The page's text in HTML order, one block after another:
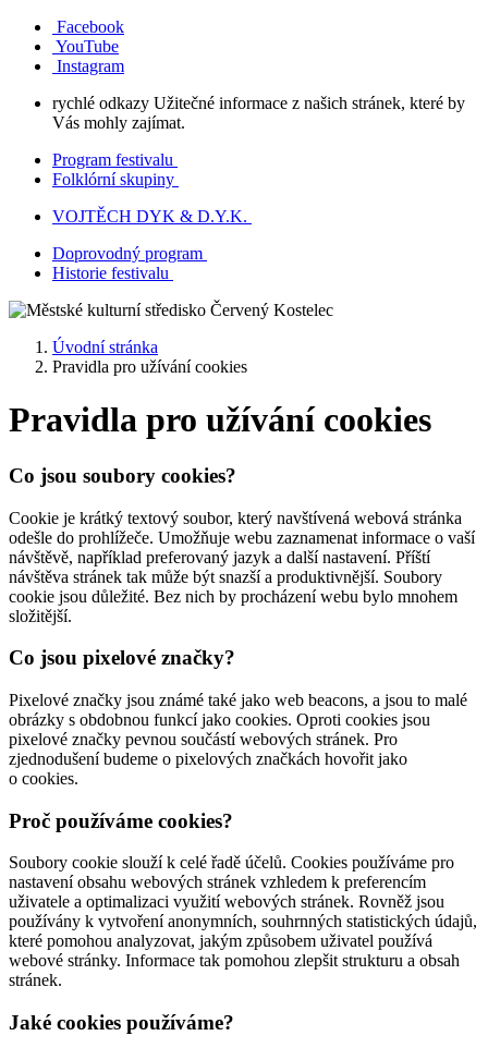
Facebook
YouTube
Instagram
rychlé odkazy Užitečné informace z našich stránek, které by
Vás mohly zajímat.
Program festivalu
Folklórní skupiny
VOJTĚCH DYK & D.Y.K.
Doprovodný program
Historie festivalu
Úvodní stránka
Pravidla pro užívání cookies
Pravidla pro užívání cookies
Co jsou soubory cookies?
Cookie je krátký textový soubor, který navštívená webová stránka
odešle do prohlížeče. Umožňuje webu zaznamenat informace o vaší
návštěvě, například preferovaný jazyk a další nastavení. Příští
návštěva stránek tak může být snazší a produktivnější. Soubory
cookie jsou důležité. Bez nich by procházení webu bylo mnohem
složitější.
Co jsou pixelové značky?
Pixelové značky jsou známé také jako web beacons, a jsou to malé
obrázky s obdobnou funkcí jako cookies. Oproti cookies jsou
pixelové značky pevnou součástí webových stránek. Pro
zjednodušení budeme o pixelových značkách hovořit jako
o cookies.
Proč používáme cookies?
Soubory cookie slouží k celé řadě účelů. Cookies používáme pro
nastavení obsahu webových stránek vzhledem k preferencím
uživatele a optimalizaci využití webových stránek. Rovněž jsou
používány k vytvoření anonymních, souhrnných statistických údajů,
které pomohou analyzovat, jakým způsobem uživatel používá
webové stránky. Informace tak pomohou zlepšit strukturu a obsah
stránek.
Jaké cookies používáme?